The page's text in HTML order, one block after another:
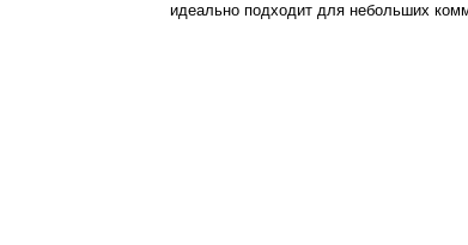
идеально подходит для небольших